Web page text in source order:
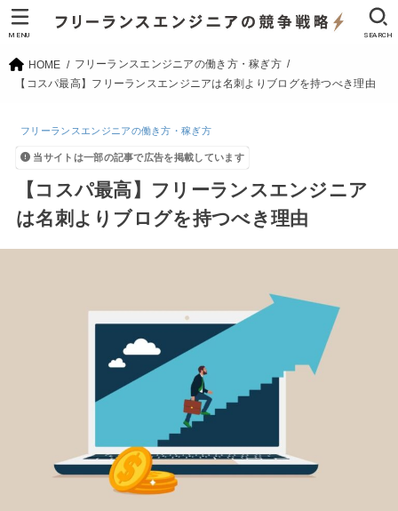
SEARCH
MENU
HOME
フリーランスエンジニアの働き方・稼ぎ方
【コスパ最高】フリーランスエンジニアは名刺よりブログを持つべき理由
フリーランスエンジニアの働き方・稼ぎ方
当サイトは一部の記事で広告を掲載しています
【コスパ最高】フリーランスエンジニア
は名刺よりブログを持つべき理由